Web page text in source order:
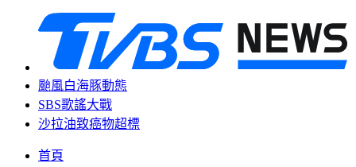
颱風白海豚動態
SBS歌謠大戰
沙拉油致癌物超標
首頁